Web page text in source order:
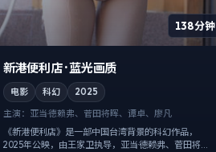
138分钟
新港便利店 · 蓝光画质
电影 科幻
2025
主演： 亚当·德赖弗、菅田将晖、谭卓、廖凡
《新港便利店》是一部中国台湾背景的科幻作品，
2025年公映，由王家卫执导，亚当·德赖弗、菅田将